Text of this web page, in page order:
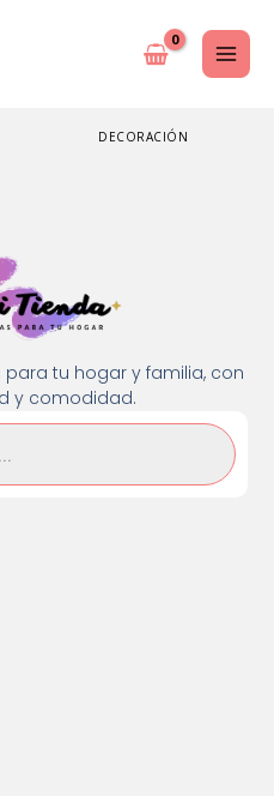
DECORACIÓN
tu hogar y familia, con
y comodidad.